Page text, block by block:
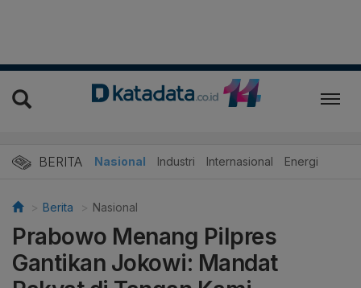
BERITA Nasional Industri Internasional Energi
Berita Nasional
Prabowo Menang Pilpres
Gantikan Jokowi: Mandat